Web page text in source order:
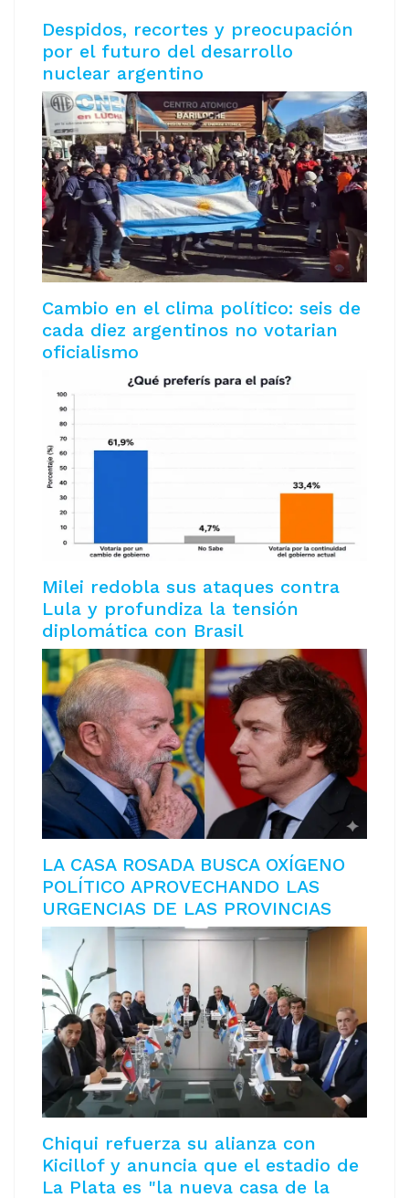
Despidos, recortes y preocupación
por el futuro del desarrollo
nuclear argentino
Cambio en el clima político: seis de
cada diez argentinos no votarian
oficialismo
Milei redobla sus ataques contra
Lula y profundiza la tensión
diplomática con Brasil
LA CASA ROSADA BUSCA OXÍGENO
POLÍTICO APROVECHANDO LAS
URGENCIAS DE LAS PROVINCIAS
Chiqui refuerza su alianza con
Kicillof y anuncia que el estadio de
La Plata es "la nueva casa de la